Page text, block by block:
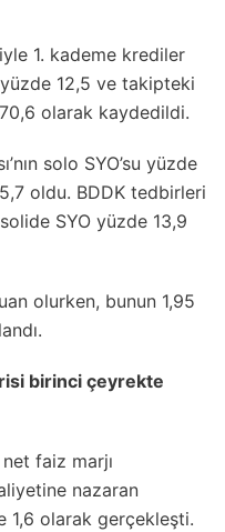
1. kademe krediler
12,5 ve takipteki
olarak kaydedildi.
solo SYO’su yüzde
oldu. BDDK tedbirleri
SYO yüzde 13,9
olurken, bunun 1,95
birinci çeyrekte
faiz marjı
nazaran
1,6 olarak gerçekleşti.